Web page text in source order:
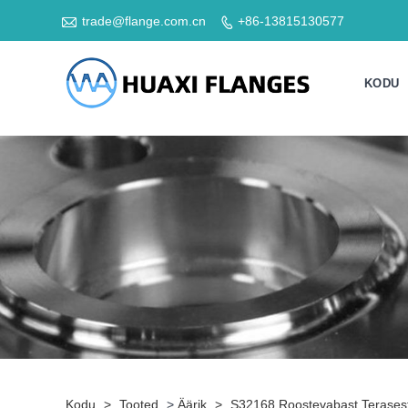
 trade@flange.com.cn  +86-13815130577
KODU
Kodu > Tooted > Äärik > S32168 Roostevabast